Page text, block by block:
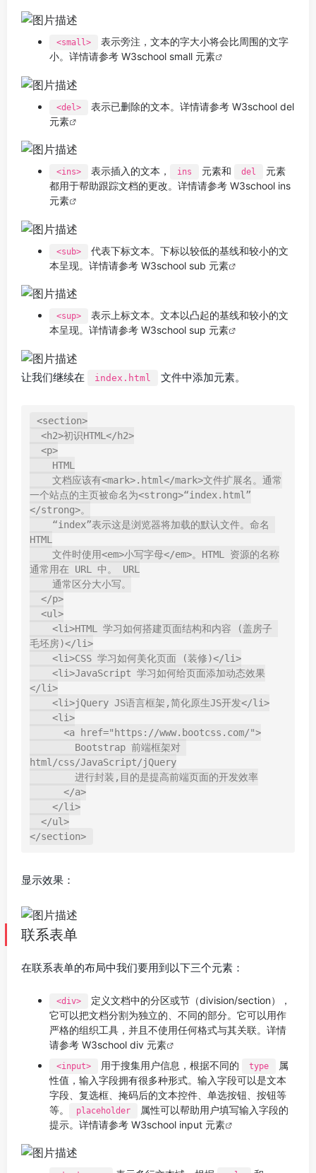
<small>
表示旁注，文本的字大小将会比周围的文字
小。详情请参考 W3school small 元素
<del> 表示已删除的文本。详情请参考 W3school del
元素
<ins> 表示插入的文本， ins 元素和 del
元素
都用于帮助跟踪文档的更改。详情请参考 W3school ins
元素
<sub>
代表下标文本。下标以较低的基线和较小的文
本呈现。详情请参考 W3school sub 元素
<sup>
表示上标文本。文本以凸起的基线和较小的文
本呈现。详情请参考 W3school sup 元素
让我们继续在 index.html 文件中添加元素。
<section>
一个站点的主页被命名为<strong>“index.html”
</strong>。
HTML
通常用在 URL 中。 URL
毛坯房)</li>
</li>
html/css/JavaScript/jQuery
显示效果：
联系表单
在联系表单的布局中我们要用到以下三个元素：
<div>
定义文档中的分区或节（division/section），
它可以把文档分割为独立的、不同的部分。它可以用作
严格的组织工具，并且不使用任何格式与其关联。详情
请参考 W3school div 元素
<input> 用于搜集用户信息，根据不同的 type
属
性值，输入字段拥有很多种形式。输入字段可以是文本
字段、复选框、掩码后的文本控件、单选按钮、按钮等
等。
placeholder
属性可以帮助用户填写输入字段的
提示。详情请参考 W3school input 元素